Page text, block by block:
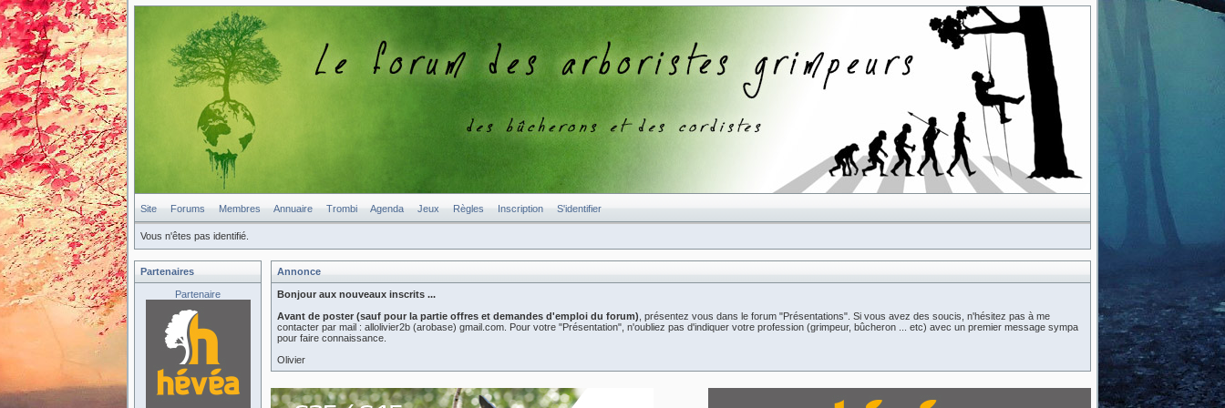
Site Forums Membres Annuaire Trombi Agenda Jeux Règles Inscription S'identifier
Vous n'êtes pas identifié.
Annonce
Bonjour aux nouveaux inscrits ...
Avant de poster (sauf pour la partie offres et demandes d'emploi du forum) , présentez vous dans le forum "Présentations". Si vous avez des soucis, n'hésitez pas à me
contacter par mail : allolivier2b (arobase) gmail.com. Pour votre "Présentation", n'oubliez pas d'indiquer votre profession (grimpeur, bûcheron ... etc) avec un premier message sympa
pour faire connaissance.
Olivier
Partenaires
Partenaire